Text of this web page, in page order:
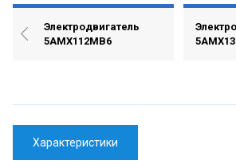
Электродвигатель
5АМХ112МВ6
Характеристики